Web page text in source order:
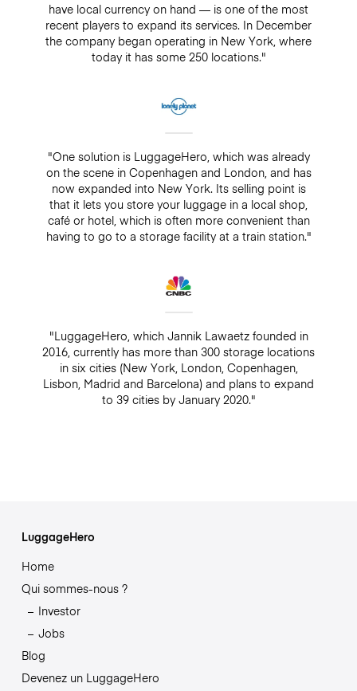
have local currency on hand — is one of the most
recent players to expand its services. In December
the company began operating in New York, where
today it has some 250 locations."
"One solution is LuggageHero, which was already
on the scene in Copenhagen and London, and has
now expanded into New York. Its selling point is
that it lets you store your luggage in a local shop,
café or hotel, which is often more convenient than
having to go to a storage facility at a train station."
"LuggageHero, which Jannik Lawaetz founded in
2016, currently has more than 300 storage locations
in six cities (New York, London, Copenhagen,
Lisbon, Madrid and Barcelona) and plans to expand
to 39 cities by January 2020."
LuggageHero
Home
Qui sommes-nous ?
Investor
Jobs
Blog
Devenez un LuggageHero